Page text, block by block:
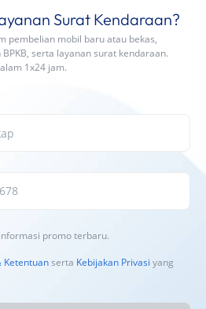
Surat Kendaraan?
pembelian mobil baru atau bekas,
serta layanan surat kendaraan.
1x24 jam.
promo terbaru.
Ketentuanserta Kebijakan Privasi yang